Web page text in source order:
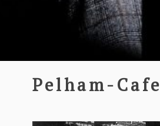
Pelham-Cafe